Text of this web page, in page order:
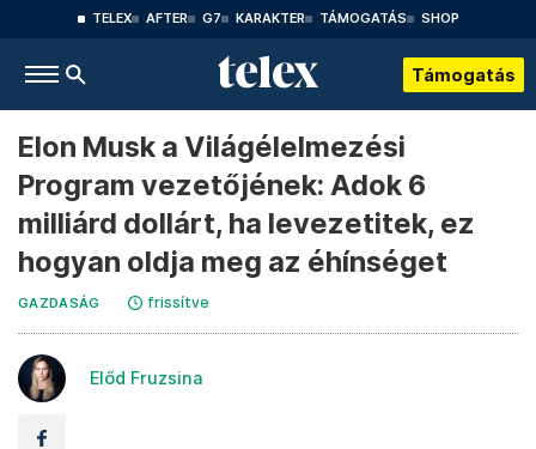
TELEX AFTER G7 KARAKTER TÁMOGATÁS SHOP
Támogatás
Elon Musk a Világélelmezési
Program vezetőjének: Adok 6
milliárd dollárt, ha levezetitek, ez
hogyan oldja meg az éhínséget
GAZDASÁG frissítve
Előd Fruzsina